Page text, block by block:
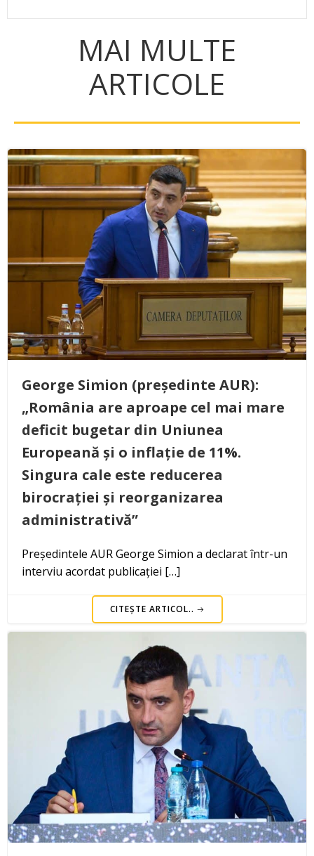
MAI MULTE
ARTICOLE
George Simion (președinte AUR):
„România are aproape cel mai mare
deficit bugetar din Uniunea
Europeană și o inflație de 11%.
Singura cale este reducerea
birocrației și reorganizarea
administrativă”
Președintele AUR George Simion a declarat într-un
interviu acordat publicației […]
CITEȘTE ARTICOL..